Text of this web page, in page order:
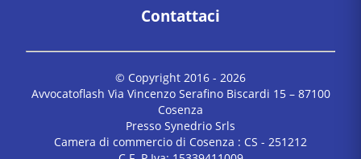
Contattaci
© Copyright 2016 - 2026
Avvocatoflash Via Vincenzo Serafino Biscardi 15 – 87100
Cosenza
Presso Synedrio Srls
Camera di commercio di Cosenza : CS - 251212